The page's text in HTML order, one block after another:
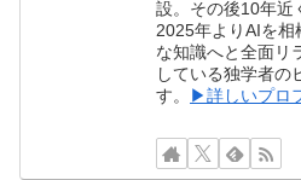
設。その後10年近
2025年よりAIを
な知識へと全面リ
している独学者の
す。
▶詳しいプロ